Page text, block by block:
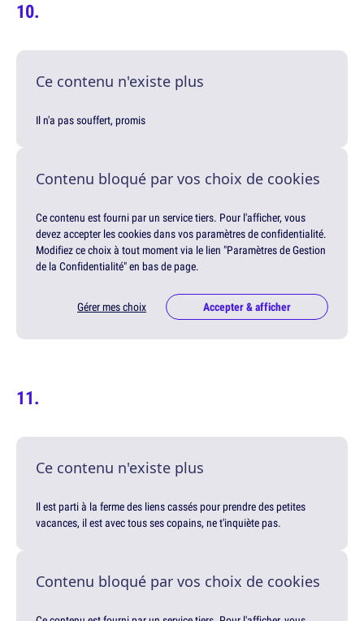
Ce contenu n'existe plus
Il n'a pas souffert, promis
Contenu bloqué par vos choix de cookies
Ce contenu est fourni par un service tiers. Pour l'afficher, vous
devez accepter les cookies dans vos paramètres de confidentialité.
Modifiez ce choix à tout moment via le lien "Paramètres de Gestion
de la Confidentialité" en bas de page.
Gérer mes choix Accepter & afficher
Ce contenu n'existe plus
Il est parti à la ferme des liens cassés pour prendre des petites
vacances, il est avec tous ses copains, ne t'inquiète pas.
Contenu bloqué par vos choix de cookies